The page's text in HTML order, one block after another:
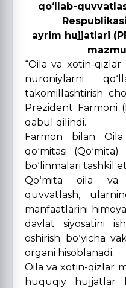
qoʻllab-
ayrim hujjatlari
“Oila va xotin-qizlar
nuroniylarni
takomillashtirish
Prezident Farmoni
qabul qilindi.
Farmon bilan
qoʻmitasi
boʻlinmalari tashkil
Qoʻmita oila va
quvvatlash,
manfaatlarini
davlat siyosatini
oshirish boʻyicha
organi hisoblanadi.
Oila va xotin-qizlar
huquqiy hujjatlar